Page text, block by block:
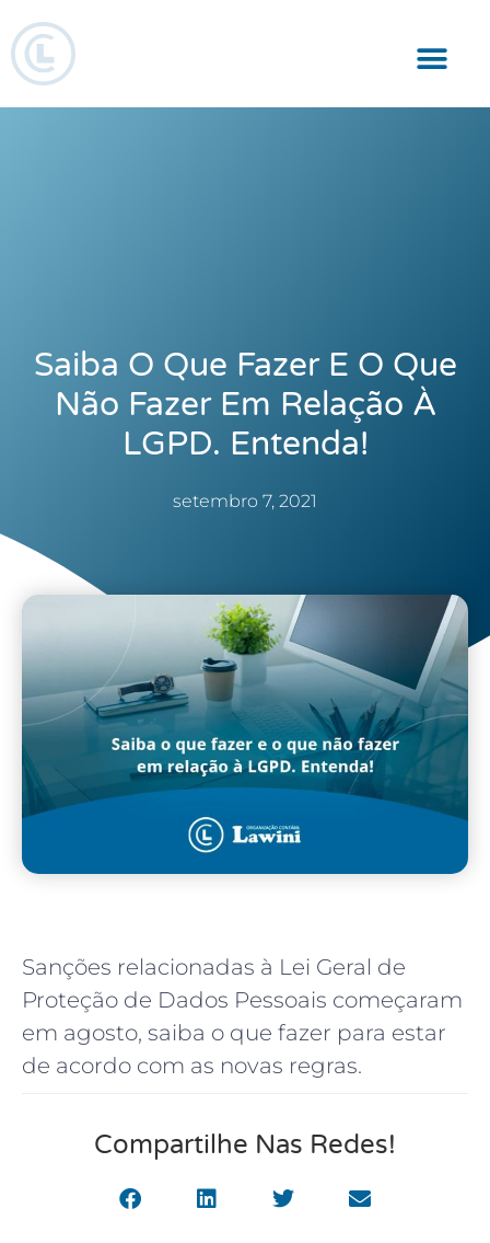
Saiba O Que Fazer E O Que
Não Fazer Em Relação À
LGPD. Entenda!
setembro 7, 2021
Sanções relacionadas à Lei Geral de
Proteção de Dados Pessoais começaram
em agosto, saiba o que fazer para estar
de acordo com as novas regras.
Compartilhe Nas Redes!